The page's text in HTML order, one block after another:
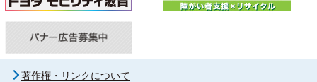
著作権・リンクについて